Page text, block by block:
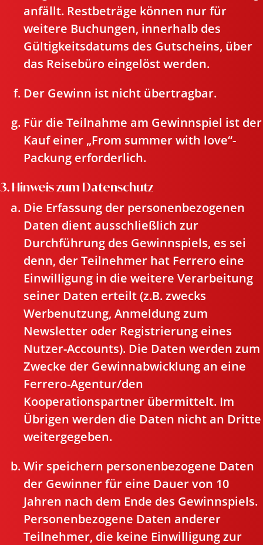
anfällt. Restbeträge können nur für
weitere Buchungen, innerhalb des
Gültigkeitsdatums des Gutscheins, über
das Reisebüro eingelöst werden.
Der Gewinn ist nicht übertragbar.
Für die Teilnahme am Gewinnspiel ist der
Kauf einer „From summer with love“-
Packung erforderlich.
3. Hinweis zum Datenschutz
Die Erfassung der personenbezogenen
Daten dient ausschließlich zur
Durchführung des Gewinnspiels, es sei
denn, der Teilnehmer hat Ferrero eine
Einwilligung in die weitere Verarbeitung
seiner Daten erteilt (z.B. zwecks
Werbenutzung, Anmeldung zum
Newsletter oder Registrierung eines
Nutzer-Accounts). Die Daten werden zum
Zwecke der Gewinnabwicklung an eine
Ferrero-Agentur/den
Kooperationspartner übermittelt. Im
Übrigen werden die Daten nicht an Dritte
weitergegeben.
Wir speichern personenbezogene Daten
der Gewinner für eine Dauer von 10
Jahren nach dem Ende des Gewinnspiels.
Personenbezogene Daten anderer
Teilnehmer, die keine Einwilligung zur